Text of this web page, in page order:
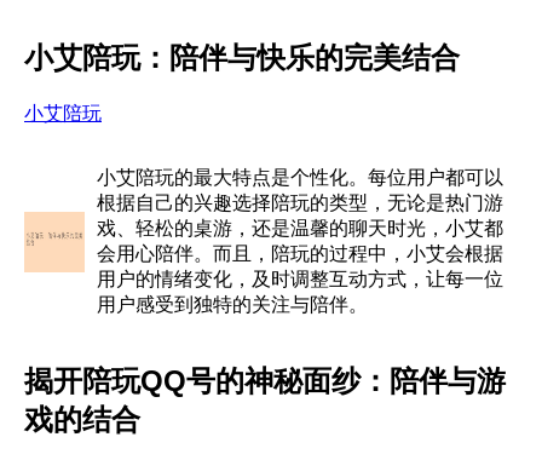
小艾陪玩：陪伴与快乐的完美结合
小艾陪玩
小艾陪玩的最大特点是个性化。每位用户都可以
根据自己的兴趣选择陪玩的类型，无论是热门游
戏、轻松的桌游，还是温馨的聊天时光，小艾都
会用心陪伴。而且，陪玩的过程中，小艾会根据
用户的情绪变化，及时调整互动方式，让每一位
用户感受到独特的关注与陪伴。
揭开陪玩QQ号的神秘面纱：陪伴与游
戏的结合